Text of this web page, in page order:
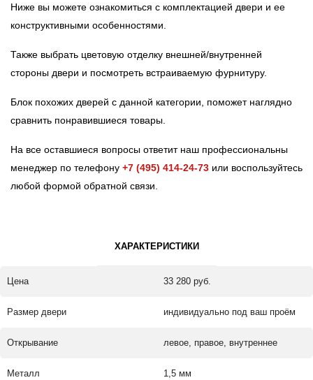
Ниже вы можете ознакомиться с комплектацией двери и ее
конструктивными особенностями.
Также выбрать цветовую отделку внешней/внутренней
стороны двери и посмотреть встраиваемую фурнитуру.
Блок похожих дверей с данной категории, поможет наглядно
сравнить понравившиеся товары.
На все оставшиеся вопросы ответит наш профессиональны
менеджер по телефону +7 (495) 414-24-73 или воспользуйтесь
любой формой обратной связи.
ХАРАКТЕРИСТИКИ
Цена 33 280 руб.
Размер двери индивидуально под ваш проём
Открывание левое, правое, внутреннее
Металл 1,5 мм